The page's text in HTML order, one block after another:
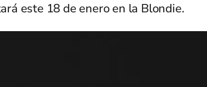
este 18 de enero en la Blondie.